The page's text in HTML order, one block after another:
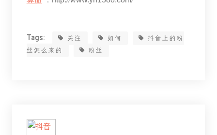
Tags: 关注 如何
抖音上的粉
丝怎么来的
粉丝